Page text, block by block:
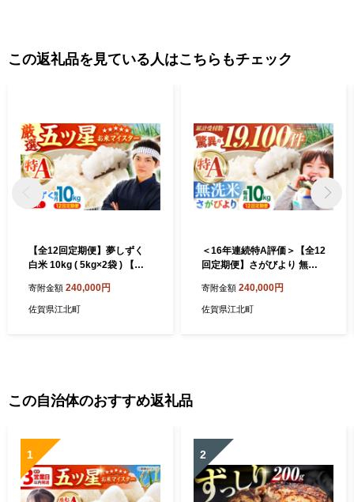
この返礼品を見ている人はこちらもチェック
【全12回定期便】夢しずく
白米 10kg ( 5kg×2袋 ) 【五
[HBL046]特A評価 特A 佐賀
ブランド米 ご飯 米 お米
寄附金額 240,000円
佐賀県江北町
＜16年連続特A評価＞【全12
回定期便】さがびより 無洗
星お米マイスター厳選】 [HB
L049] 特A評価 特A 佐賀 ブ
寄附金額 240,000円
佐賀県江北町
この自治体のおすすめ返礼品
1 2